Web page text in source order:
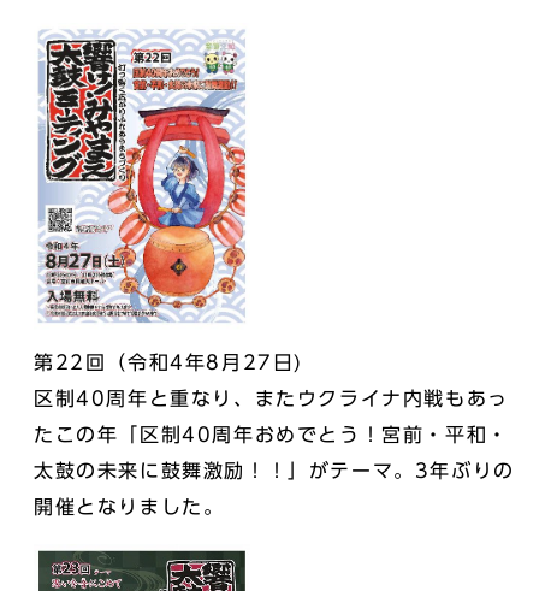
第22回（令和4年8月27日)
区制40周年と重なり、またウクライナ内戦もあっ
たこの年「区制40周年おめでとう！宮前・平和・
太鼓の未来に鼓舞激励！！」がテーマ。3年ぶりの
開催となりました。